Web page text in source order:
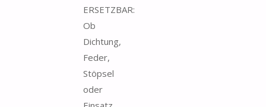
ERSETZBAR:
Ob
Dichtung,
Feder,
Stöpsel
oder